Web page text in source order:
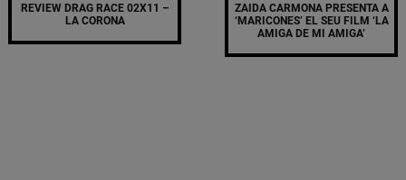
REVIEW DRAG RACE 02X11 –
LA CORONA
ZAIDA CARMONA PRESENTA A
‘MARICONES’ EL SEU FILM ‘LA
AMIGA DE MI AMIGA’